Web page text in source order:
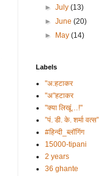
►July(13)
►June(20)
►
May(14)
Labels
"अ:हटाकर
"अ"हटाकर
"क्या लिखूं…!"
”पं. डी. के. शर्मा वत्स”
#हिन्दी_ब्लॉगिंग
15000-tipani
2 years
36 ghante